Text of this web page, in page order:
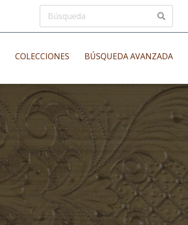
COLECCIONES
Manuscritos musicales
Incunables
BÚSQUEDA AVANZADA